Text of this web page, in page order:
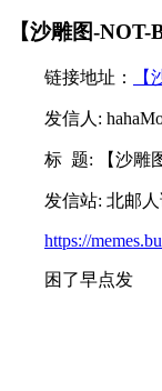
【沙雕图-
链接地址：
发信人:
标 题: 【沙雕
发信站: 北邮人
https://
困了早点发